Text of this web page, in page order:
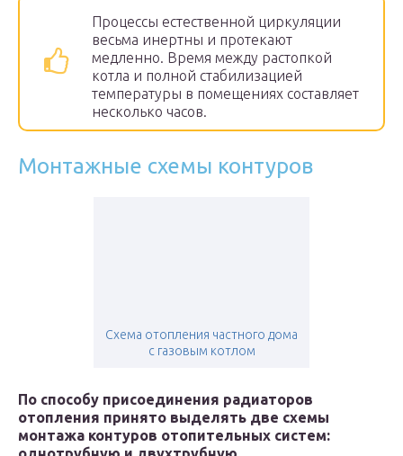
Процессы естественной циркуляции
весьма инертны и протекают
медленно. Время между растопкой
котла и полной стабилизацией
температуры в помещениях составляет
несколько часов.
Монтажные схемы контуров
Схема отопления частного дома
с газовым котлом
По способу присоединения радиаторов
отопления принято выделять две схемы
монтажа контуров отопительных систем: